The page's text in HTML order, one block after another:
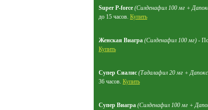
Super P-force (Силденафил 100 мг +
до 15 часов. Купить
Женская Виагра (Силденафил 100 мг) -
Купить
Супер Сиалис (Тадалафил 20 мг +
36 часов. Купить
Супер Виагра (Силденафил 100 мг +